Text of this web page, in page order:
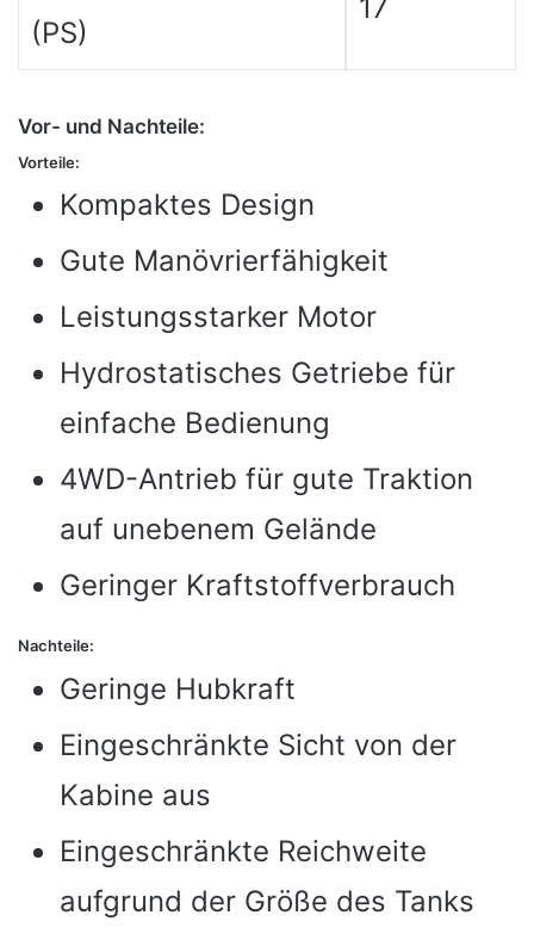
(PS)
17
Vor- und Nachteile:
Vorteile:
Kompaktes Design
Gute Manövrierfähigkeit
Leistungsstarker Motor
Hydrostatisches Getriebe für
einfache Bedienung
4WD-Antrieb für gute Traktion
auf unebenem Gelände
Geringer Kraftstoffverbrauch
Nachteile:
Geringe Hubkraft
Eingeschränkte Sicht von der
Kabine aus
Eingeschränkte Reichweite
aufgrund der Größe des Tanks